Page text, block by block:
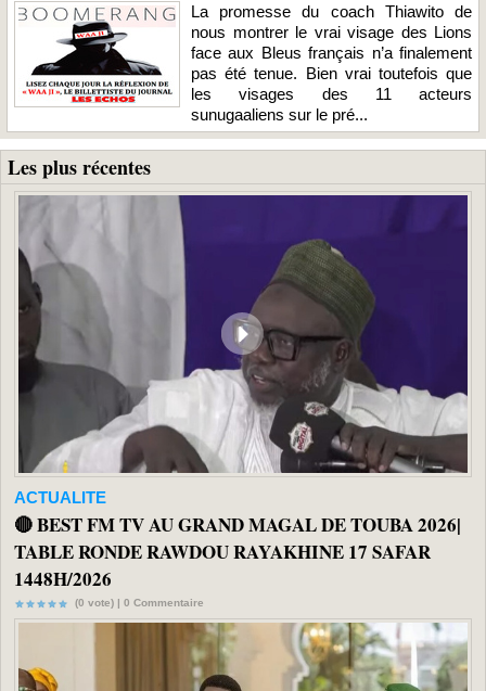
La promesse du coach Thiawito de
nous montrer le vrai visage des Lions
face aux Bleus français n’a finalement
pas été tenue. Bien vrai toutefois que
les visages des 11 acteurs
sunugaaliens sur le pré...
Les plus récentes
ACTUALITE
🔴 BEST FM TV AU GRAND MAGAL DE TOUBA 2026|
TABLE RONDE RAWDOU RAYAKHINE 17 SAFAR
1448H/2026
(0 vote) | 0 Commentaire